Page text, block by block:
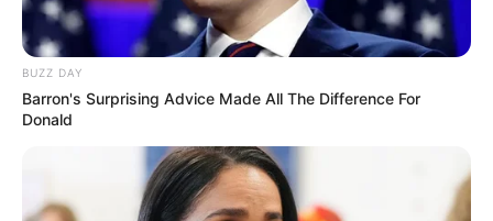
E-mail*
Mensagem
BUZZ DAY
Barron's Surprising Advice Made All The Difference For
Donald